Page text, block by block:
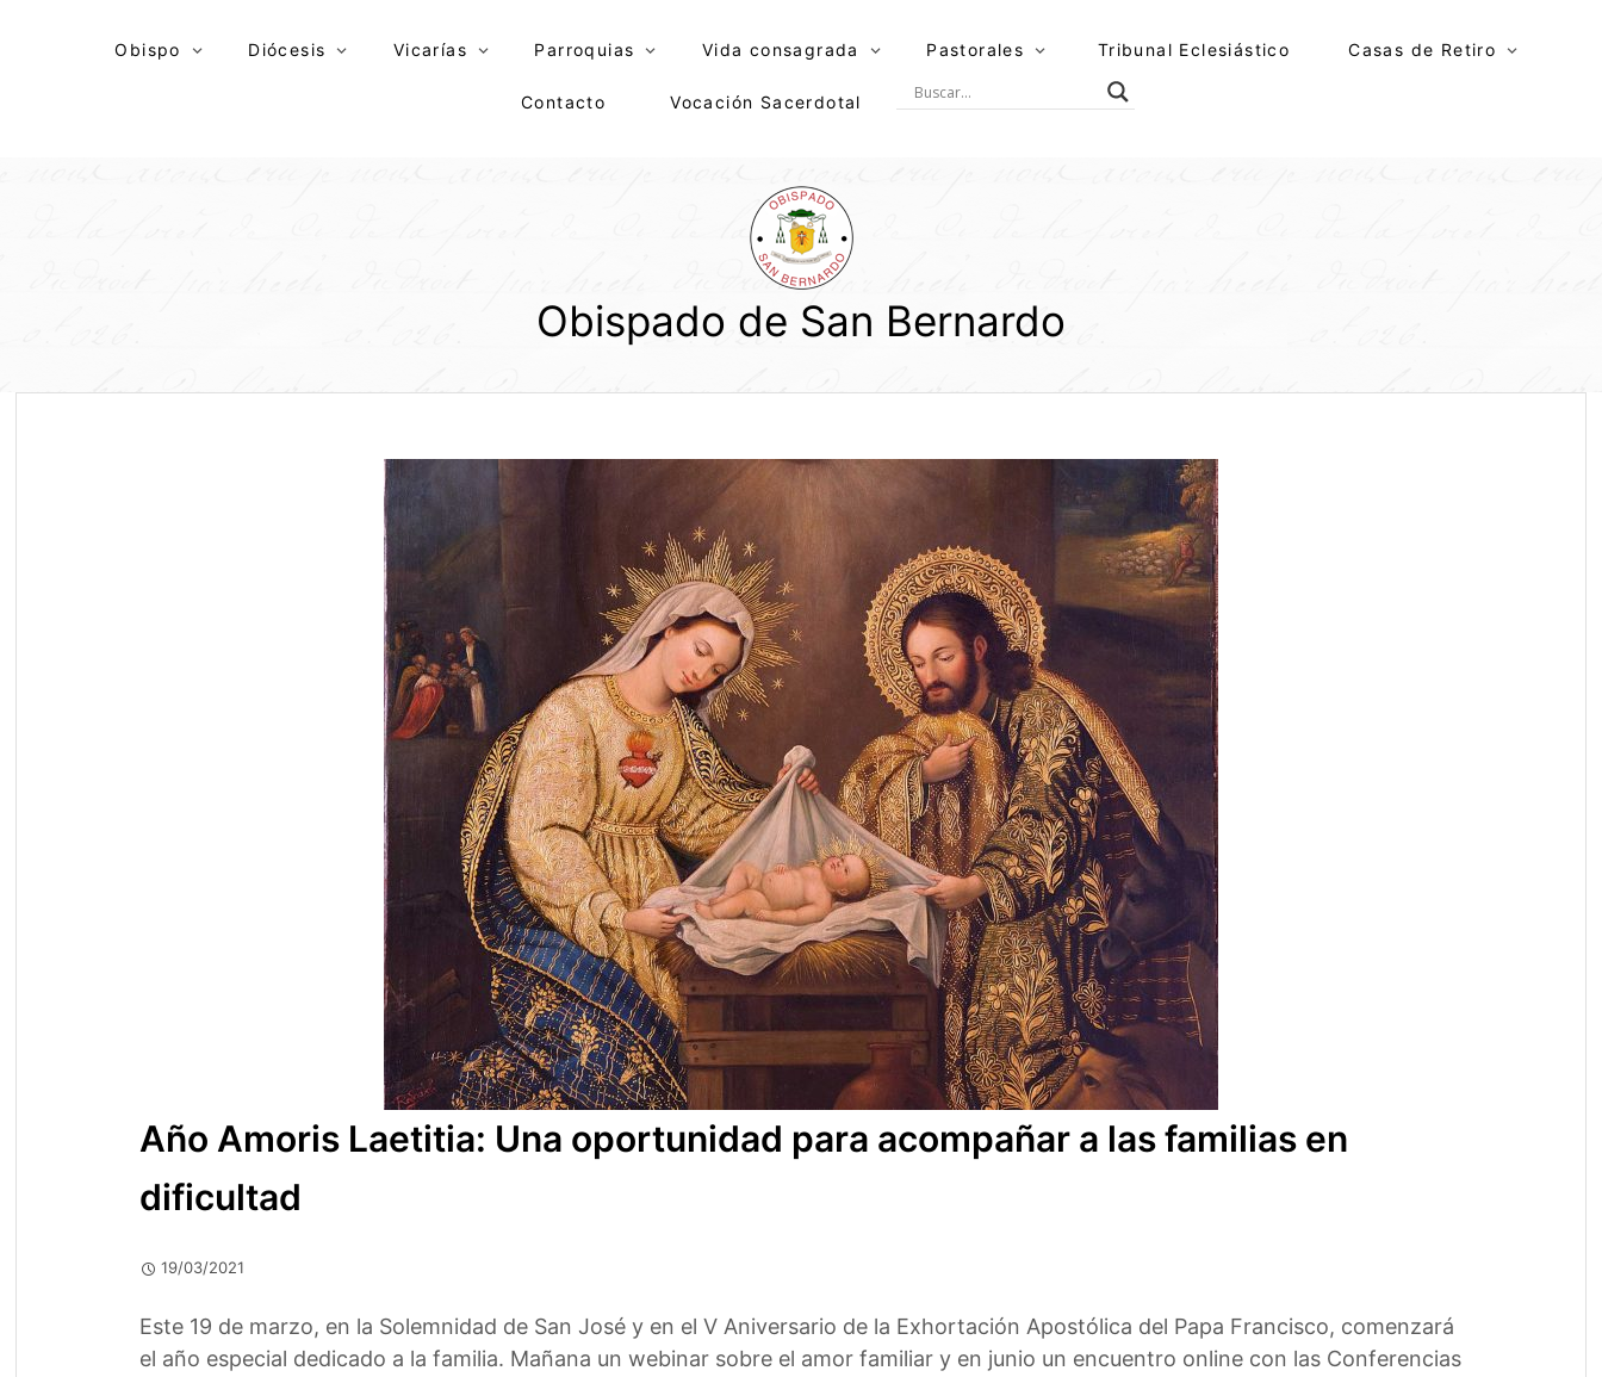
Obispo Diócesis Vicarías Parroquias Vida consagrada Pastorales Tribunal Eclesiástico Casas de Retiro
Contacto Vocación Sacerdotal
Obispado de San Bernardo
Año Amoris Laetitia: Una oportunidad para acompañar a las familias en
dificultad
19/03/2021
Este 19 de marzo, en la Solemnidad de San José y en el V Aniversario de la Exhortación Apostólica del Papa Francisco, comenzará
el año especial dedicado a la familia. Mañana un webinar sobre el amor familiar y en junio un encuentro online con las Conferencias